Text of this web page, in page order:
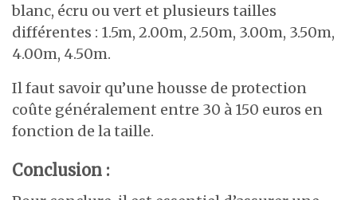
blanc, écru ou vert et plusieurs tailles
différentes : 1.5m, 2.00m, 2.50m, 3.00m, 3.50m,
4.00m, 4.50m.
Il faut savoir qu’une housse de protection
coûte généralement entre 30 à 150 euros en
fonction de la taille.
Conclusion :